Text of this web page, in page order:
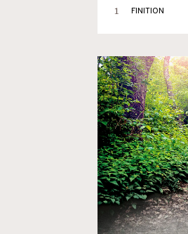
1 FINITION